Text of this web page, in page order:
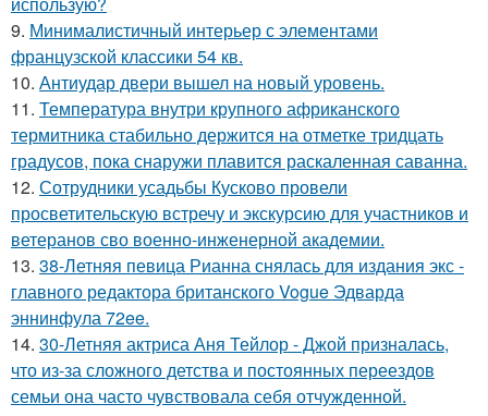
9. Минималистичный интерьер с элементами
французской классики 54 кв.
10. Антиудар двери вышел на новый уровень.
11. Температура внутри крупного африканского
термитника стабильно держится на отметке тридцать
градусов, пока снаружи плавится раскаленная саванна.
12. Сотрудники усадьбы Кусково провели
просветительскую встречу и экскурсию для участников и
ветеранов сво военно-инженерной академии.
13. 38-Летняя певица Рианна снялась для издания экс -
главного редактора британского Vogue Эдварда
эннинфула 72ee.
14. 30-Летняя актриса Аня Тейлор - Джой призналась,
что из-за сложного детства и постоянных переездов
семьи она часто чувствовала себя отчужденной.